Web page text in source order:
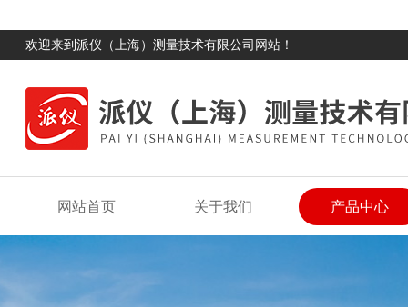
欢迎来到派仪（上海）测量技术有限公司网站！
网站首页 关于我们 产品中心